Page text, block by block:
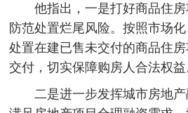
他指出，一是打好商品住房
防范处置烂尾风险。按照市场
处置在建已售未交付的商品住
交付，切实保障购房人合法权益
二是进一步发挥城市房地产